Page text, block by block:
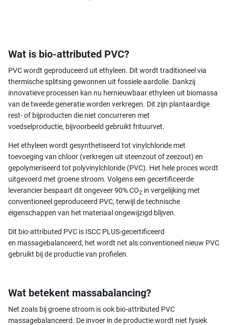
Wat is bio-attributed PVC?
PVC wordt geproduceerd uit ethyleen. Dit wordt traditioneel via
thermische splitsing gewonnen uit fossiele aardolie. Dankzij
innovatieve processen kan nu hernieuwbaar ethyleen uit biomassa
van de tweede generatie worden verkregen. Dit zijn plantaardige
rest- of bijproducten die niet concurreren met
voedselproductie, bijvoorbeeld gebruikt frituurvet.
Het ethyleen wordt gesynthetiseerd tot vinylchloride met
toevoeging van chloor (verkregen uit steenzout of zeezout) en
gepolymeriseerd tot polyvinylchloride (PVC). Het hele proces wordt
uitgevoerd met groene stroom. Volgens een gecertificeerde
leverancier bespaart dit ongeveer 90% CO2 in vergelijking met
conventioneel geproduceerd PVC, terwijl de technische
eigenschappen van het materiaal ongewijzigd blijven.
Dit bio-attributed PVC is ISCC PLUS-gecertificeerd
en massagebalanceerd, het wordt net als conventioneel nieuw PVC
gebruikt bij de productie van profielen.
Wat betekent massabalancing?
Net zoals bij groene stroom is ook bio-attributed PVC
massagebalanceerd. De invoer in de productie wordt niet fysiek